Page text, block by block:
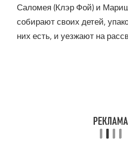
Саломея (Клэр Фой) и
собирают своих детей,
них есть, и уезжают на